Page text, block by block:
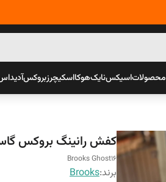
اسیکسنایکهوکااسکیچرزبروکس
کفش رانینگ بروکس
Brooks Ghost16
برند:Brooks